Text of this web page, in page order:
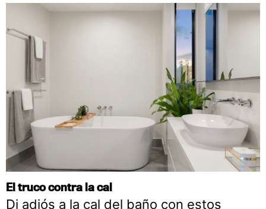
El truco contra la cal
Di adiós a la cal del baño con estos